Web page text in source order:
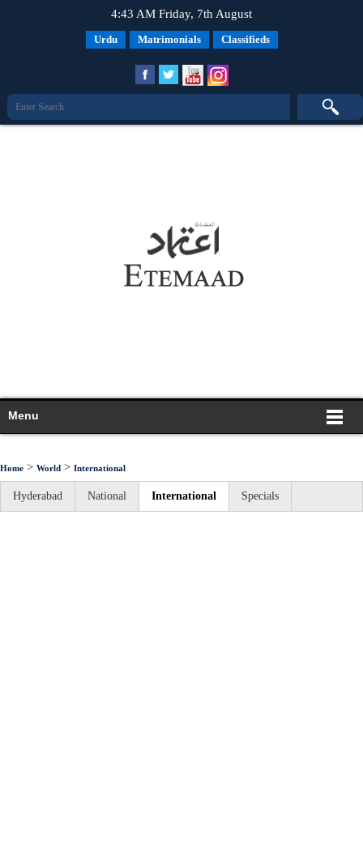
4:43 AM Friday, 7th August
Urdu Matrimonials Classifieds
Menu
Home > World > International
Hyderabad National International Specials